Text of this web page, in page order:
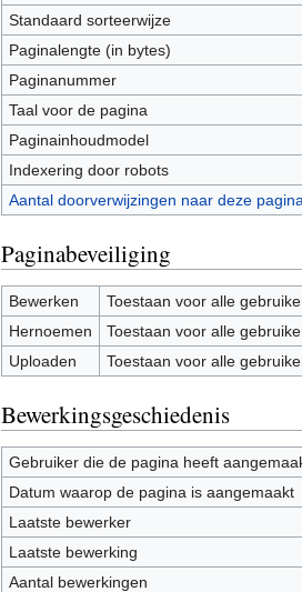
Standaard sorteerwijze
Paginalengte (in bytes)
Paginanummer
Taal voor de pagina
Paginainhoudmodel
Indexering door robots
Aantal doorverwijzingen naar deze
Paginabeveiliging
Bewerken
Toestaan voor alle
Hernoemen
Toestaan voor alle
Uploaden
Toestaan voor alle
Bewerkingsgeschiedenis
Gebruiker die de pagina heeft
Datum waarop de pagina is aangemaakt
Laatste bewerker
Laatste bewerking
Aantal bewerkingen